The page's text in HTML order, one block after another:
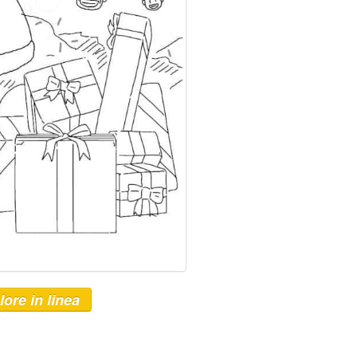
in linea